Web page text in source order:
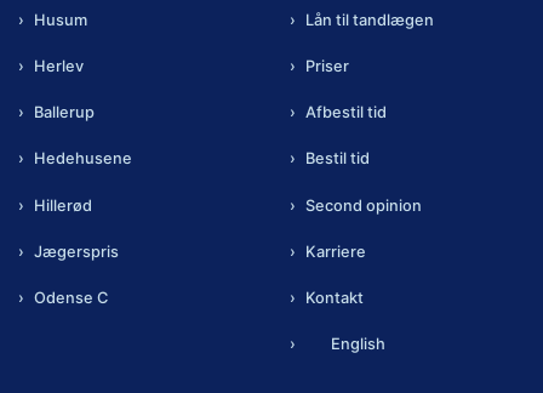
Husum
Herlev
Ballerup
Hedehusene
Hillerød
Jægerspris
Odense C
Lån til tandlægen
Priser
Afbestil tid
Bestil tid
Second opinion
Karriere
Kontakt
English